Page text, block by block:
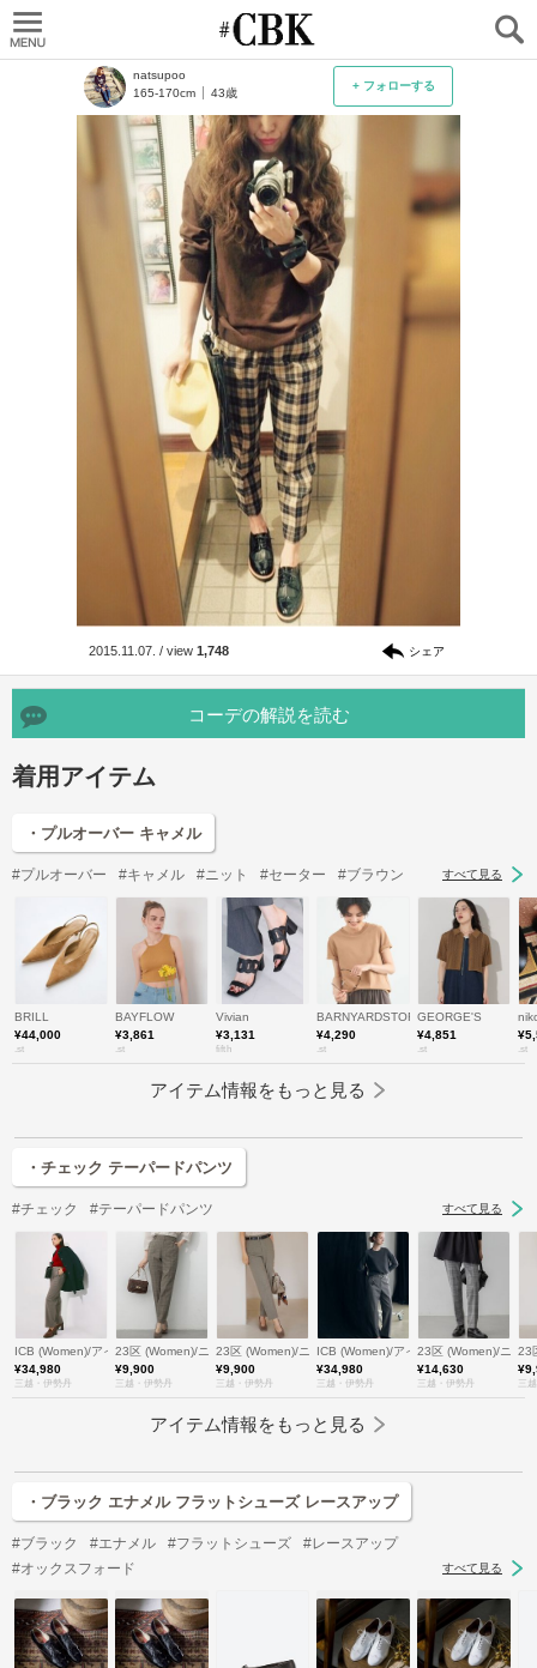
+ フォローする
natsupoo
165-170cm
43歳
2015.11.07. / view 1,748 シェア
コーデの解説を読む
着用アイテム
・プルオーバー キャメル
#プルオーバー #キャメル #ニット #セーター #ブラウン すべて見る
BRILL
¥44,000
.st
BAYFLOW
¥3,861
.st
Vivian
¥3,131
fifth
BARNYARDSTORM
¥4,290
.st
GEORGE'S
¥4,851
.st .st
アイテム情報をもっと見る
・チェック テーパードパンツ
#チェック #テーパードパンツ すべて見る
ICB (Women)/アイシービー
¥34,980
三越・伊勢丹
23区 (Women)/ニジュウサンク
¥9,900
三越・伊勢丹
23区 (Women)/ニジュウサンク
¥9,900
三越・伊勢丹
ICB (Women)/アイシービー
¥34,980
三越・伊勢丹
23区 (Women)/ニジ
¥14,630
三越・伊勢丹
23
三
アイテム情報をもっと見る
・ブラック エナメル フラットシューズ レースアップ
#ブラック #エナメル #フラットシューズ
#レースアップ
#オックスフォード
すべて見る